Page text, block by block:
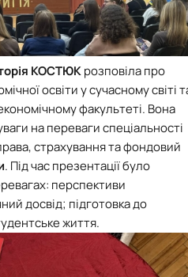
КОСТЮКрозповіла про
освіти у сучасному світі
факультеті. Вона
на переваги спеціальності
страхування та фондовий
. Під час презентації було
перспективи
досвід; підготовка до
життя.